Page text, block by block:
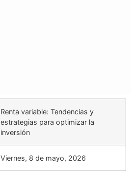
Renta variable: Tendencias y
estrategias para optimizar la
inversión
Viernes, 8 de mayo, 2026